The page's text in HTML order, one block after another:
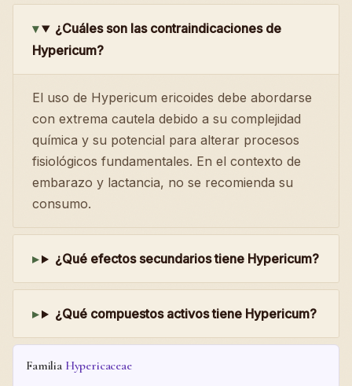
¿Cuáles son las contraindicaciones de
Hypericum?
El uso de Hypericum ericoides debe abordarse
con extrema cautela debido a su complejidad
química y su potencial para alterar procesos
fisiológicos fundamentales. En el contexto de
embarazo y lactancia, no se recomienda su
consumo.
¿Qué efectos secundarios tiene Hypericum?
¿Qué compuestos activos tiene Hypericum?
Familia Hypericaceae